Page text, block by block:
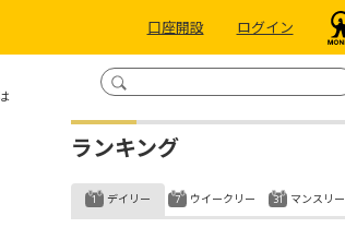
口座開設 ログイン
ランキング
デイリー ウイークリー マンスリー